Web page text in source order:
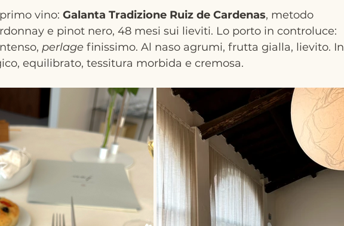
vino: Galanta Tradizione Ruiz de Cardenas, metodo
e pinot nero, 48 mesi sui lieviti. Lo porto in controluce:
perlage finissimo. Al naso agrumi, frutta gialla, lievito. In
equilibrato, tessitura morbida e cremosa.